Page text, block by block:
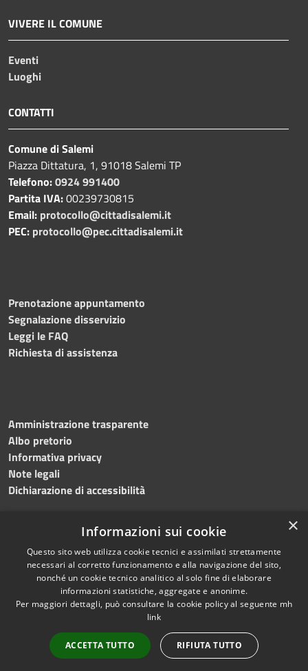
VIVERE IL COMUNE
Eventi
Luoghi
CONTATTI
Comune di Salemi
Piazza Dittatura, 1, 91018 Salemi TP
Telefono:0924 991400
Partita IVA:00239730815
Email: protocollo@cittadisalemi.it
PEC: protocollo@pec.cittadisalemi.it
Prenotazione appuntamento
Segnalazione disservizio
Leggi le FAQ
Richiesta di assistenza
Amministrazione trasparente
Albo pretorio
Informativa privacy
Note legali
Dichiarazione di accessibilità
Accessibilità
Mappa del sito
Copyright © 2026 • Comune di
Salemi • Powered by
redazione
×
Informazioni sui cookie
Questo sito web utilizza cookie tecnici e assimilati strettamente
necessari al corretto funzionamento e alla navigazione del sito,
nonché un cookie tecnico analitico al solo fine di elaborare
informazioni statistiche, aggregate e anonime.
Per maggiori dettagli, può consultare la cookie policy al seguente mh
link
ACCETTA TUTTO RIFIUTA TUTTO